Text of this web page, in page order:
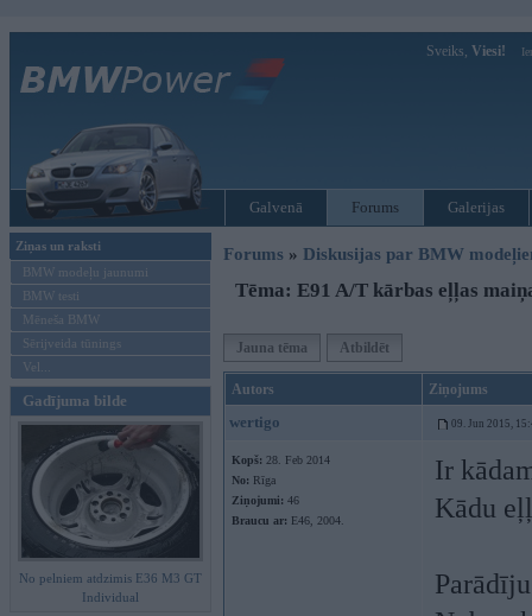
Sveiks, Viesi!
Galvenā Forums Galerijas
Ziņas un raksti
BMW modeļu jaunumi
BMW testi
Mēneša BMW
Sērijveida tūnings
Vel...
Gadījuma bilde
No pelniem atdzimis E36 M3 GT
Individual
Forums » Diskusijas par BMW
Tēma: E91 A/T kārbas eļļas
Jauna tēma Atbildēt
Autors Ziņojums
wertigo 09. Jun 2015,
Kopš: 28. Feb 2014
No: Rīga
Ziņojumi: 46
Braucu ar: E46, 2004.
Ir
Kādu